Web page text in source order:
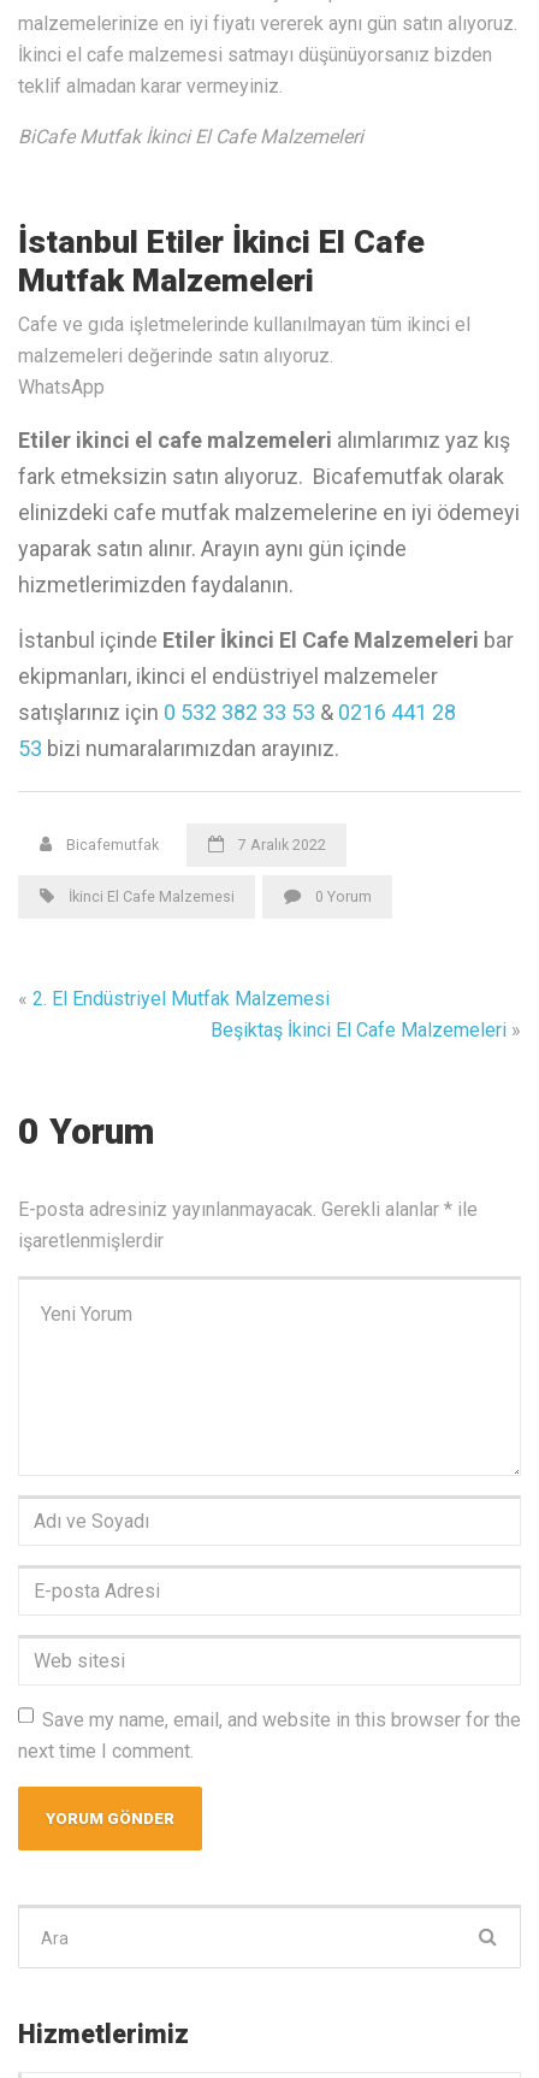
malzemelerinize en iyi fiyatı vererek aynı gün satın alıyoruz.
İkinci el cafe malzemesi satmayı düşünüyorsanız bizden
teklif almadan karar vermeyiniz.
BiCafe Mutfak İkinci El Cafe Malzemeleri
İstanbul Etiler İkinci El Cafe
Mutfak Malzemeleri
Cafe ve gıda işletmelerinde kullanılmayan tüm ikinci el
malzemeleri değerinde satın alıyoruz.
WhatsApp
Etiler ikinci el cafe malzemeleri alımlarımız yaz kış
fark etmeksizin satın alıyoruz. Bicafemutfak olarak
elinizdeki cafe mutfak malzemelerine en iyi ödemeyi
yaparak satın alınır. Arayın aynı gün içinde
hizmetlerimizden faydalanın.
İstanbul içinde Etiler İkinci El Cafe Malzemeleri bar
ekipmanları, ikinci el endüstriyel malzemeler
satışlarınız için 0 532 382 33 53 & 0216 441 28
53 bizi numaralarımızdan arayınız.
Bicafemutfak 7 Aralık 2022
İkinci El Cafe Malzemesi 0 Yorum
« 2. El Endüstriyel Mutfak Malzemesi
Beşiktaş İkinci El Cafe Malzemeleri »
0 Yorum
E-posta adresiniz yayınlanmayacak. Gerekli alanlar * ile
işaretlenmişlerdir
Adı
Soyadı*
Adresi*
Web
Save my name, email, and website in this browser for the
next time I comment.
ara:
Hizmetlerimiz